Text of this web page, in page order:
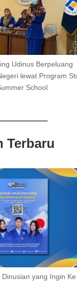
Udinus Berpeluang
lewat Program
School
Terbaru
yang Ingin Ke